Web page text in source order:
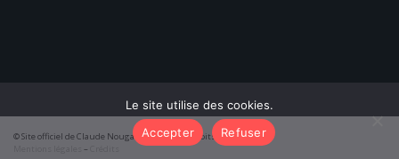
© Site officiel de Claude Nougaro 2026 – Tous droits réservés
–
Le site utilise des cookies.
Accepter
Refuser